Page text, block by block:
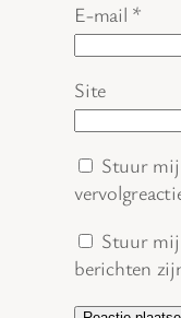
E-mail *
Site
Stuur mij
Stuur mij
berichten